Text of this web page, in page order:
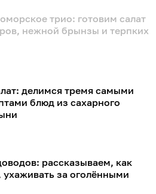
трио: готовим салат
нежной брынзы и терпких
делимся тремя самыми
блюд из сахарного
рассказываем, как
ухаживать за оголёнными